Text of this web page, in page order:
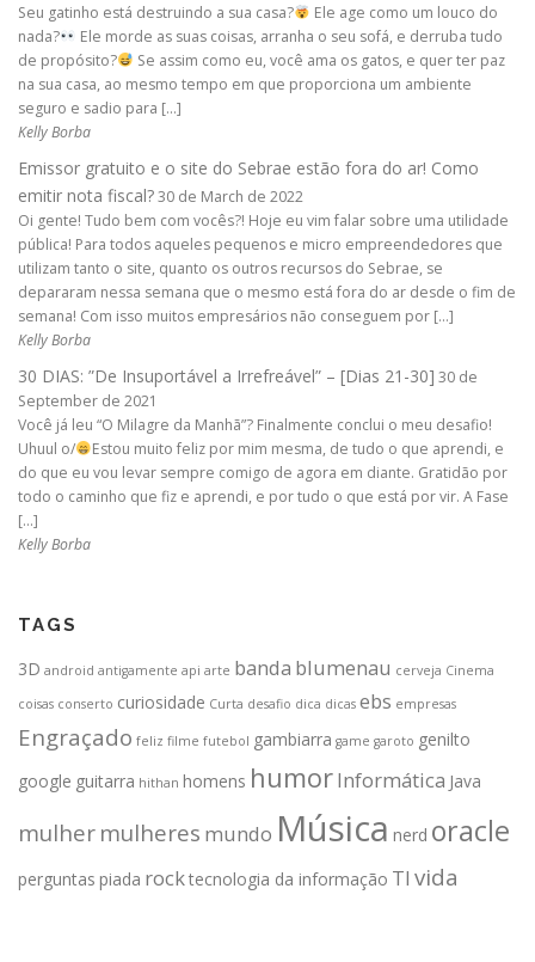
Seu gatinho está destruindo a sua casa?
Ele age como um louco do
nada?
Ele morde as suas coisas, arranha o seu sofá, e derruba tudo
de propósito?
Se assim como eu, você ama os gatos, e quer ter paz
na sua casa, ao mesmo tempo em que proporciona um ambiente
seguro e sadio para […]
Kelly Borba
Emissor gratuito e o site do Sebrae estão fora do ar! Como
emitir nota fiscal?30 de March de 2022
Oi gente! Tudo bem com vocês?! Hoje eu vim falar sobre uma utilidade
pública! Para todos aqueles pequenos e micro empreendedores que
utilizam tanto o site, quanto os outros recursos do Sebrae, se
depararam nessa semana que o mesmo está fora do ar desde o fim de
semana! Com isso muitos empresários não conseguem por […]
Kelly Borba
30 DIAS: ”De Insuportável a Irrefreável” – [Dias 21-30] 30 de
September de 2021
Você já leu “O Milagre da Manhã”? Finalmente conclui o meu desafio!
Uhuul o/
Estou muito feliz por mim mesma, de tudo o que aprendi, e
do que eu vou levar sempre comigo de agora em diante. Gratidão por
todo o caminho que fiz e aprendi, e por tudo o que está por vir. A Fase
[…]
Kelly Borba
TAGS
3D android antigamente api arte banda blumenau cerveja Cinema
coisas conserto curiosidade Curta desafio dica dicas ebs empresas
Engraçado feliz filme futebol gambiarra game garoto genilto
google guitarra hithan homens humorInformática Java
mulher mulheres mundo Música nerd oracle
perguntas piada rocktecnologia da informação TI vida